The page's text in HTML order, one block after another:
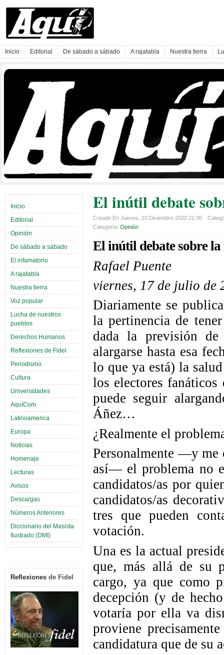
Inicio Editorial De sábado a sábado A rajatabla Nuestra tierra
Inicio
Editorial
Opinión
De sábado a sábado
El infamatorio
A rajatabla
Nuestra tierra
Voz popular
Lucha de nuestros
pueblos
Derechos Humanos
Reflexiones de Fidel
Periodismo
Cultura
Universidades
AquíCom
Latinoamerica
Europa
Noticias
Homenaje
Lecturas
Avisos
Descargas
Números Anteriores
Diccionario del Masista
Ilustrado (DMI)
Reflexiones de Fidel
El inútil debate
Creado En Jueves, 10 Diciembre 2020 21:36
Categoría: Opinión
El inútil debate sobre la
Rafael Puente
viernes, 17 de julio de
Diariamente se
la pertinencia de
dada la previsión
alargarse hasta esa
lo que ya está) la
los electores
puede seguir
Áñez…
¿Realmente el
Personalmente —y me
así— el problema no
candidatos/as por
candidatos/as
tres que pueden
votación.
Una es la actual
que, más allá de su
cargo, ya que como
decepción (y de
votaría por ella va
proviene
candidatura que de su